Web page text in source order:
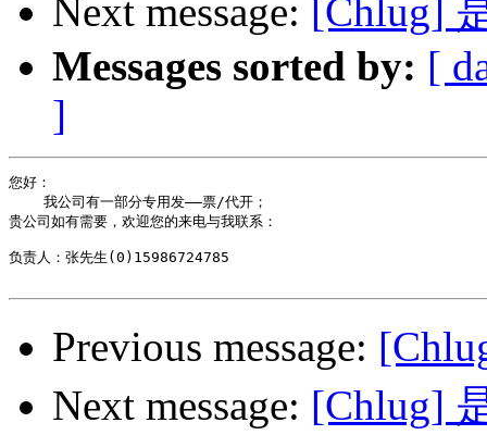
Next message: [Chlug]
Messages sorted by: [
]
您好：
    我公司有一部分专用发――票/代开；
贵公司如有需要，欢迎您的来电与我联系：
负责人：张先生(0)15986724785
Previous message:
Next message: [Chlug]